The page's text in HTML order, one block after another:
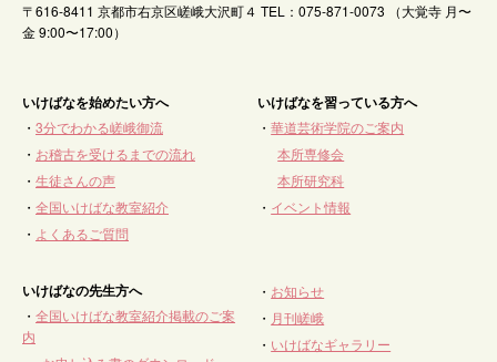
〒616-8411 京都市右京区嵯峨大沢町４ TEL：075-871-0073 （大覚寺 月〜
金 9:00〜17:00）
いけばなを始めたい方へ
・ 3分でわかる嵯峨御流
・ お稽古を受けるまでの流れ
・ 生徒さんの声
・ 全国いけばな教室紹介
・ よくあるご質問
いけばなを習っている方へ
・華道芸術学院のご案内
本所専修会
本所研究科
・ イベント情報
いけばなの先生方へ
・ 全国いけばな教室紹介掲載のご案
内
・ お知らせ
・ 月刊嵯峨
・ いけばなギャラリー